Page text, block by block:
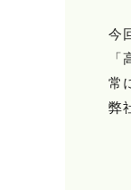
今
常
弊